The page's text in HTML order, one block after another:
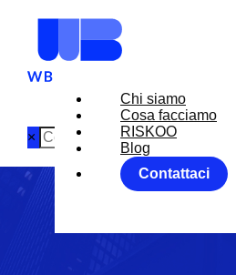
Chi siamo
Cosa facciamo
RISKOO
Blog
Contattaci
× Blog
Home Blog